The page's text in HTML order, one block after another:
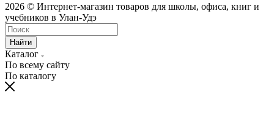
2026 © Интернет-магазин товаров для школы, офиса, книг и
учебников в Улан-Удэ
Найти
Каталог
По всему сайту
По каталогу